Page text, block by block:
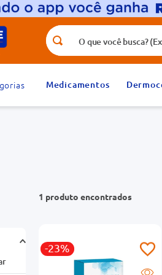
O que você busca? (Ex.: vitamina,
Medicamentos
1 produto
-23%
Termos mais buscados
1
medicamento